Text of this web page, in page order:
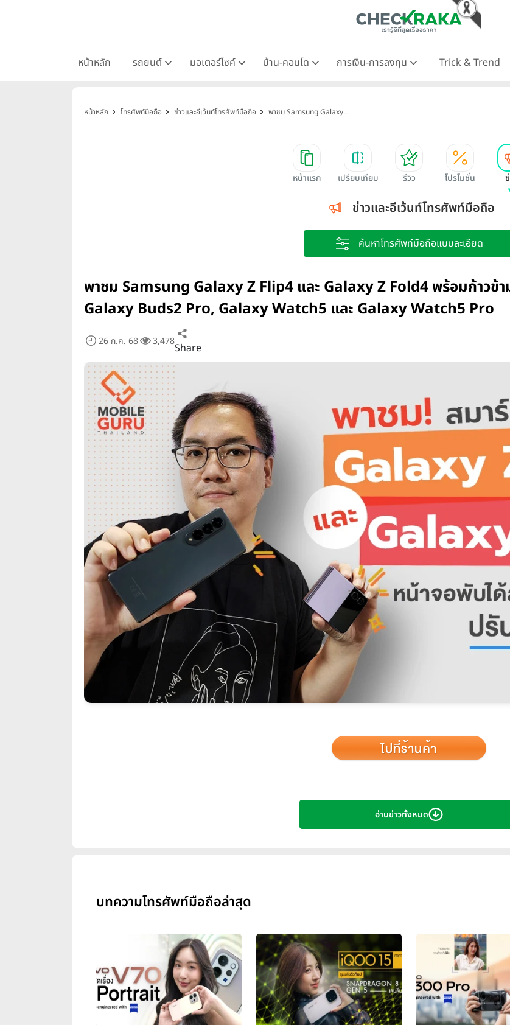
หน้าหลัก รถยนต์ มอเตอร์ไซค์ บ้าน-คอนโด การเงิน-การลงทุน Trick & Trend
หน้าหลัก โทรศัพท์มือถือ ข่าวและอีเว้นท์โทรศัพท์มือถือ พาชม Samsung Galaxy...
หน้าแรก เปรียบเทียบ รีวิว โปรโมชั่น
ข่าวและอีเว้นท์โทรศัพท์มือถือ
ค้นหาโทรศัพท์มือถือแบบละเอียด
พาชม Samsung Galaxy Z Flip4 และ Galaxy Z Fold4 พร้อมก้าวข้
Galaxy Buds2 Pro, Galaxy Watch5 และ Galaxy Watch5 Pro
26 ก.ค. 68 3,478Share
เปิดฉากอย่างอลังการที่มหานครนิวยอร์กไปสดๆ ร้อนๆ จนเป็นที่จับตามองไปทั่วโลก กับการเปิดตัว
และแล้วก็ถึงคราวของประเทศไทย ที่จะได้สัมผัสสมาร์ทโฟนจอพับได้รุ่นใหม่ล่าสุด ที่จะมาสร้าง
Samsung Galaxy Z Flip4 & Z Fold4 Experience Dayเตรียมตัวให้พร้อม และมาก้าวข้
อ่านข่าวทั้งหมด
บทความโทรศัพท์มือถือล่าสุด